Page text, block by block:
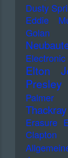
Dusty
Eddie
Golan
Electronic
Elton
Presley
Palmer
Thackray
Erasure
Clapton